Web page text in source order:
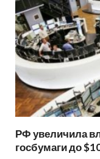
РФ увеличила
госбумаги до